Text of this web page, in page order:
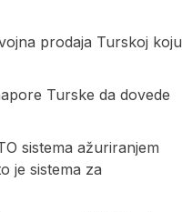
prodaja Turskoj koju
Turske da dovede
sistema ažuriranjem
je sistema za